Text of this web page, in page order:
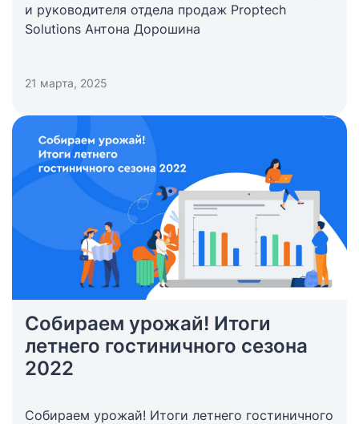
и руководителя отдела продаж Proptech
Solutions Антона Дорошина
21 марта, 2025
Собираем урожай! Итоги
летнего гостиничного сезона
2022
Собираем урожай! Итоги летнего гостиничного